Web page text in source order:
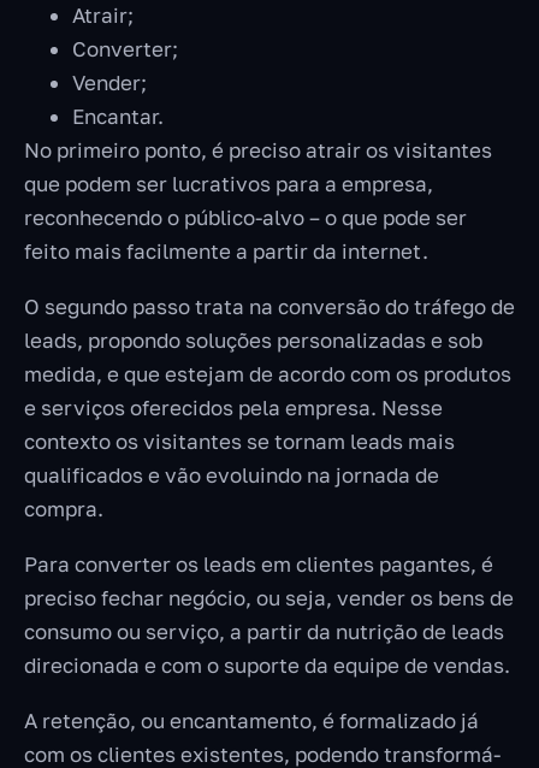
Atrair;
Converter;
Vender;
Encantar.
No primeiro ponto, é preciso atrair os visitantes
que podem ser lucrativos para a empresa,
reconhecendo o público-alvo – o que pode ser
feito mais facilmente a partir da internet.
O segundo passo trata na conversão do tráfego de
leads, propondo soluções personalizadas e sob
medida, e que estejam de acordo com os produtos
e serviços oferecidos pela empresa. Nesse
contexto os visitantes se tornam leads mais
qualificados e vão evoluindo na jornada de
compra.
Para converter os leads em clientes pagantes, é
preciso fechar negócio, ou seja, vender os bens de
consumo ou serviço, a partir da nutrição de leads
direcionada e com o suporte da equipe de vendas.
A retenção, ou encantamento, é formalizado já
com os clientes existentes, podendo transformá-